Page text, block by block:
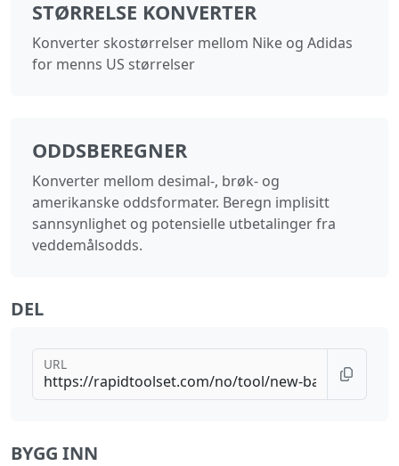
STØRRELSE KONVERTER
Konverter skostørrelser mellom Nike og Adidas
for menns US størrelser
ODDSBEREGNER
Konverter mellom desimal-, brøk- og
amerikanske oddsformater. Beregn implisitt
sannsynlighet og potensielle utbetalinger fra
veddemålsodds.
DEL
URL
BYGG INN